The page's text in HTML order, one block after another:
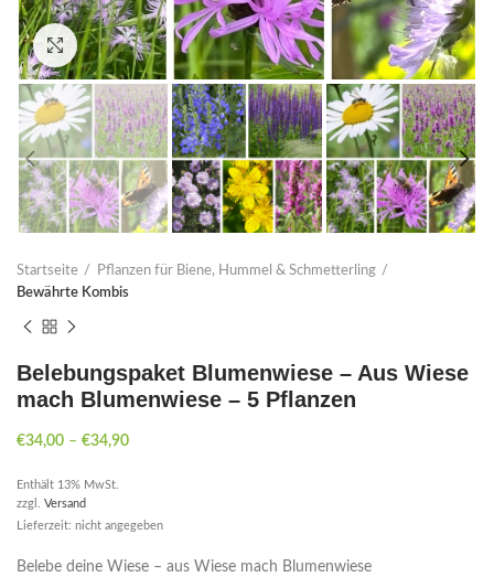
Click to enlarge
Startseite
Pflanzen für Biene, Hummel & Schmetterling
Bewährte Kombis
Belebungspaket Blumenwiese – Aus Wiese
mach Blumenwiese – 5 Pflanzen
€34,00 – €34,90
Enthält 13% MwSt.
zzgl. Versand
Lieferzeit: nicht angegeben
Belebe deine Wiese – aus Wiese mach Blumenwiese